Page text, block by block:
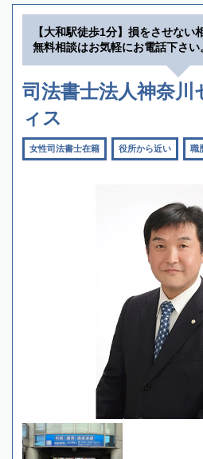
【大和駅徒歩1分】損をさせない
無料相談はお気軽にお電話下さい
司法書士法人神奈川
ィス
女性司法書士在籍 役所から近い 職